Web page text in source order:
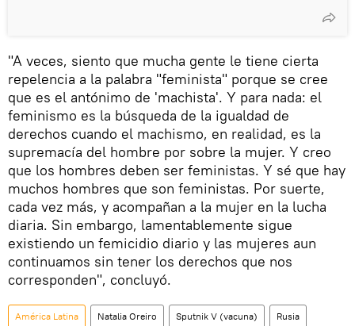
"A veces, siento que mucha gente le tiene cierta
repelencia a la palabra "feminista" porque se cree
que es el antónimo de 'machista'. Y para nada: el
feminismo es la búsqueda de la igualdad de
derechos cuando el machismo, en realidad, es la
supremacía del hombre por sobre la mujer. Y creo
que los hombres deben ser feministas. Y sé que hay
muchos hombres que son feministas. Por suerte,
cada vez más, y acompañan a la mujer en la lucha
diaria. Sin embargo, lamentablemente sigue
existiendo un femicidio diario y las mujeres aun
continuamos sin tener los derechos que nos
corresponden", concluyó.
América Latina Natalia Oreiro Sputnik V (vacuna) Rusia